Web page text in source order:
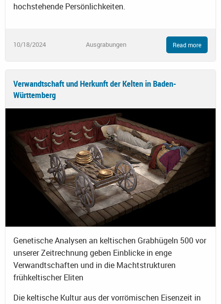
hochstehende Persönlichkeiten.
10/18/2024 Ausgrabungen Read more
Verwandtschaft und Herkunft der Kelten in Baden-
Württemberg
Genetische Analysen an keltischen Grabhügeln 500 vor
unserer Zeitrechnung geben Einblicke in enge
Verwandtschaften und in die Machtstrukturen
frühkeltischer Eliten
Die keltische Kultur aus der vorrömischen Eisenzeit in